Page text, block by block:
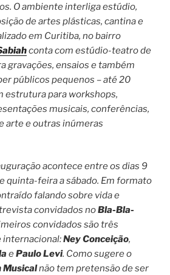
O ambiente interliga estúdio,
de artes plásticas, cantina e
em Curitiba, no bairro
conta com estúdio-teatro de
gravações, ensaios e também
públicos pequenos – até 20
estrutura para workshops,
musicais, conferências,
arte e outras inúmeras
acontece entre os dias 9
quinta-feira a sábado. Em formato
falando sobre vida e
convidados noBla-Bla-
convidados são três
internacional:Ney Conceição,
ePaulo Levi. Como sugere o
Musicalnão tem pretensão de ser